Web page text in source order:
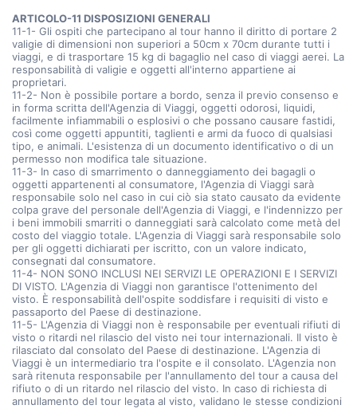
ARTICOLO-11 DISPOSIZIONI GENERALI
11-1- Gli ospiti che partecipano al tour hanno il diritto di portare 2
valigie di dimensioni non superiori a 50cm x 70cm durante tutti i
viaggi, e di trasportare 15 kg di bagaglio nel caso di viaggi aerei. La
responsabilità di valigie e oggetti all'interno appartiene ai
proprietari.
11-2- Non è possibile portare a bordo, senza il previo consenso e
in forma scritta dell'Agenzia di Viaggi, oggetti odorosi, liquidi,
facilmente infiammabili o esplosivi o che possano causare fastidi,
così come oggetti appuntiti, taglienti e armi da fuoco di qualsiasi
tipo, e animali. L'esistenza di un documento identificativo o di un
permesso non modifica tale situazione.
11-3- In caso di smarrimento o danneggiamento dei bagagli o
oggetti appartenenti al consumatore, l'Agenzia di Viaggi sarà
responsabile solo nel caso in cui ciò sia stato causato da evidente
colpa grave del personale dell'Agenzia di Viaggi, e l'indennizzo per
i beni immobili smarriti o danneggiati sarà calcolato come metà del
costo del viaggio totale. L'Agenzia di Viaggi sarà responsabile solo
per gli oggetti dichiarati per iscritto, con un valore indicato,
consegnati dal consumatore.
11-4- NON SONO INCLUSI NEI SERVIZI LE OPERAZIONI E I SERVIZI
DI VISTO. L'Agenzia di Viaggi non garantisce l'ottenimento del
visto. È responsabilità dell'ospite soddisfare i requisiti di visto e
passaporto del Paese di destinazione.
11-5- L'Agenzia di Viaggi non è responsabile per eventuali rifiuti di
visto o ritardi nel rilascio del visto nei tour internazionali. Il visto è
rilasciato dal consolato del Paese di destinazione. L'Agenzia di
Viaggi è un intermediario tra l'ospite e il consolato. L'Agenzia non
sarà ritenuta responsabile per l'annullamento del tour a causa del
rifiuto o di un ritardo nel rilascio del visto. In caso di richiesta di
annullamento del tour legata al visto, validano le stesse condizioni